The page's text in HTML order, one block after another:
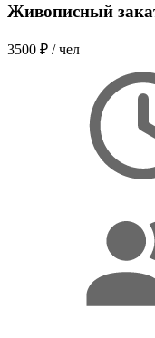
Живописный
3500 ₽ / чел